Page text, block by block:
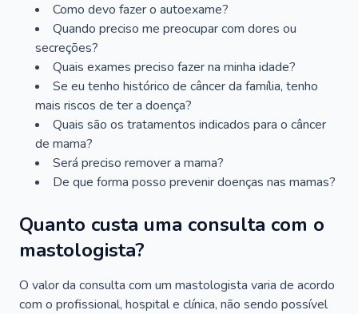
Como devo fazer o autoexame?
Quando preciso me preocupar com dores ou
secreções?
Quais exames preciso fazer na minha idade?
Se eu tenho histórico de câncer da família, tenho
mais riscos de ter a doença?
Quais são os tratamentos indicados para o câncer
de mama?
Será preciso remover a mama?
De que forma posso prevenir doenças nas mamas?
Quanto custa uma consulta com o
mastologista?
O valor da consulta com um mastologista varia de acordo
com o profissional, hospital e clínica, não sendo possível